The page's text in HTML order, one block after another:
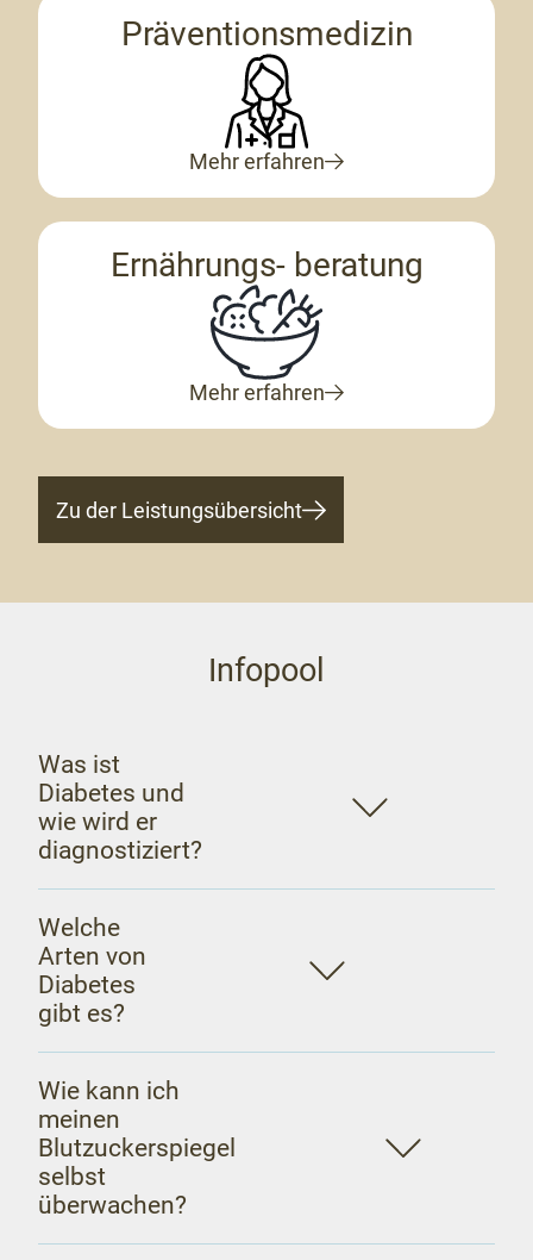
Präventionsmedizin
Mehr erfahren
Ernährungs- beratung
Mehr erfahren
Zu der Leistungsübersicht
Infopool
Was ist
Diabetes und
wie wird er
diagnostiziert?
Welche
Arten von
Diabetes
gibt es?
Wie kann ich
meinen
Blutzuckerspiegel
selbst
überwachen?